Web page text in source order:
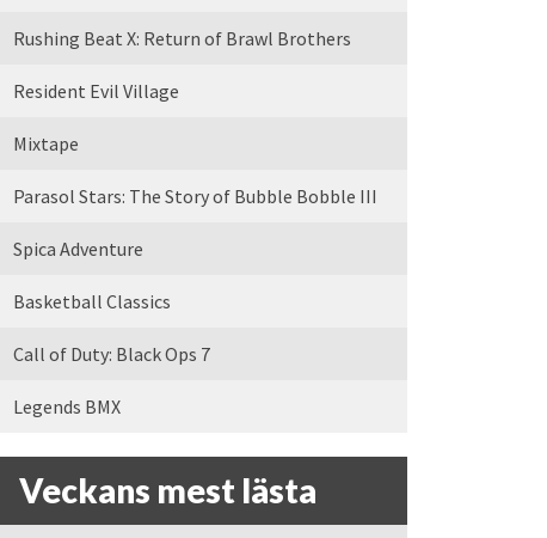
Rushing Beat X: Return of Brawl Brothers
Resident Evil Village
Mixtape
Parasol Stars: The Story of Bubble Bobble III
Spica Adventure
Basketball Classics
Call of Duty: Black Ops 7
Legends BMX
Veckans mest lästa